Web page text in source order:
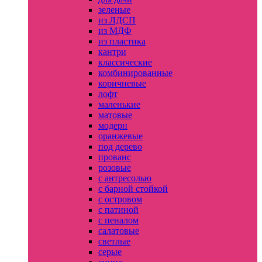
зеленые
из ЛДСП
из МДФ
из пластика
кантри
классические
комбинированные
коричневые
лофт
маленькие
матовые
модерн
оранжевые
под дерево
прованс
розовые
с антресолью
с барной стойкой
с островом
с патиной
с пеналом
салатовые
светлые
серые